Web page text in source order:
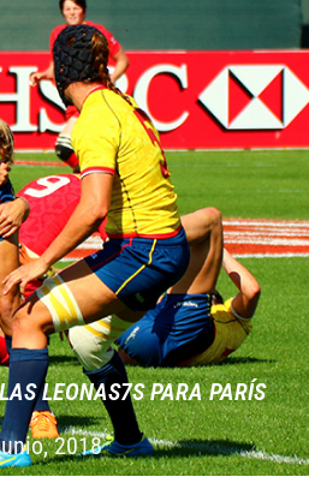
LEONAS7S PARA PARÍ­S
2018